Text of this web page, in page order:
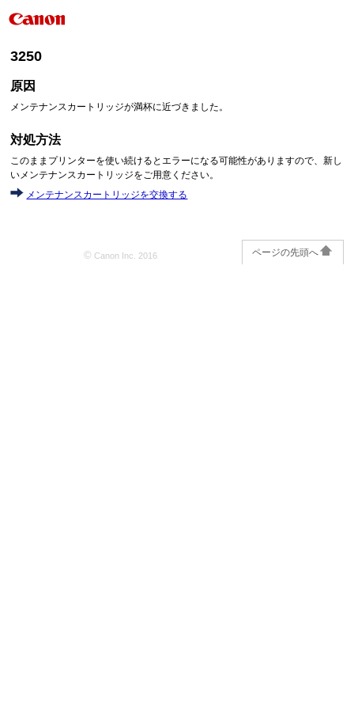
3250
原因
メンテナンスカートリッジが満杯に近づきました。
対処方法
このままプリンターを使い続けるとエラーになる可能性がありますので、新し
いメンテナンスカートリッジをご用意ください。
メンテナンスカートリッジを交換する
ページの先頭へ
© Canon Inc. 2016